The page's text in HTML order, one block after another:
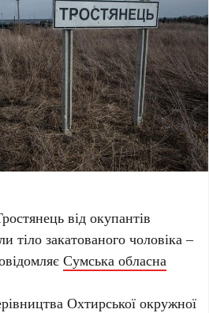
від окупантів
тіло закатованого чоловіка –
Сумська обласна
Охтирської окружної